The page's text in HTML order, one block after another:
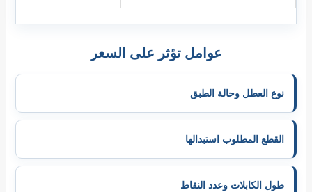
عوامل تؤثر على السعر
نوع العطل وحالة الطبق
القطع المطلوب استبدالها
طول الكابلات وعدد النقاط